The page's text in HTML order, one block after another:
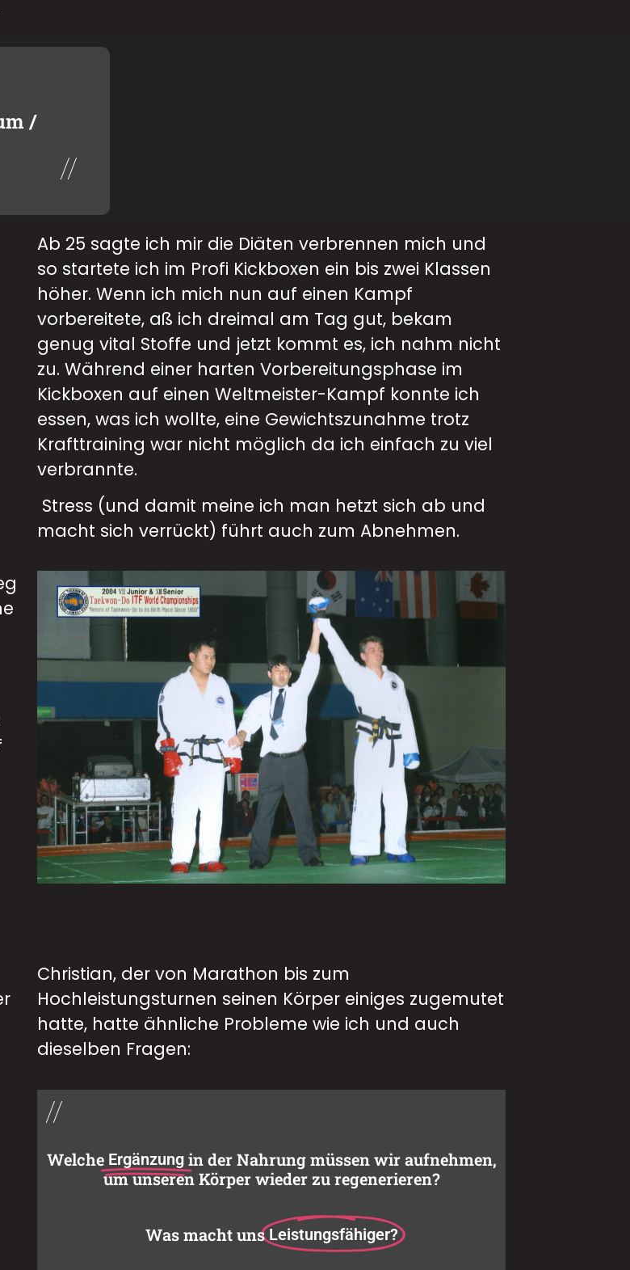
/
//
Ab 25 sagte ich mir die Diäten verbrennen mich und
so startete ich im Profi Kickboxen ein bis zwei Klassen
höher. Wenn ich mich nun auf einen Kampf
vorbereitete, aß ich dreimal am Tag gut, bekam
genug vital Stoffe und jetzt kommt es, ich nahm nicht
zu. Während einer harten Vorbereitungsphase im
Kickboxen auf einen Weltmeister-Kampf konnte ich
essen, was ich wollte, eine Gewichtszunahme trotz
Krafttraining war nicht möglich da ich einfach zu viel
verbrannte.
Stress (und damit meine ich man hetzt sich ab und
macht sich verrückt) führt auch zum Abnehmen.
Christian, der von Marathon bis zum
Hochleistungsturnen seinen Körper einiges zugemutet
hatte, hatte ähnliche Probleme wie ich und auch
dieselben Fragen:
//
Welche Ergänzung in der Nahrung müssen wir aufnehmen,
um unseren Körper wieder zu regenerieren?
Was macht uns Leistungsfähiger?